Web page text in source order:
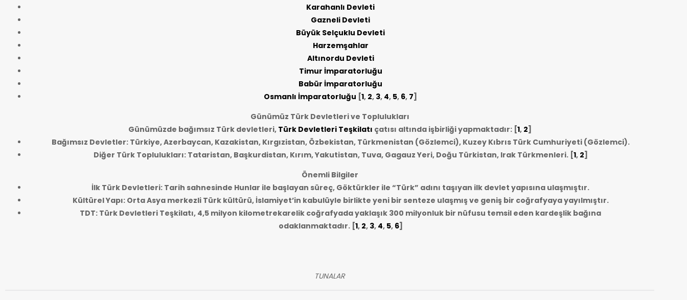
Karahanlı Devleti
Gazneli Devleti
Büyük Selçuklu Devleti
Harzemşahlar
Altınordu Devleti
Timur İmparatorluğu
Babür İmparatorluğu
Osmanlı İmparatorluğu [1, 2, 3, 4, 5, 6, 7]
Günümüz Türk Devletleri ve Toplulukları
Günümüzde bağımsız Türk devletleri, Türk Devletleri Teşkilatı çatısı altında işbirliği yapmaktadır: [1, 2]
Bağımsız Devletler: Türkiye, Azerbaycan, Kazakistan, Kırgızistan, Özbekistan, Türkmenistan (Gözlemci), Kuzey Kıbrıs Türk Cumhuriyeti (Gözlemci).
Diğer Türk Toplulukları: Tataristan, Başkurdistan, Kırım, Yakutistan, Tuva, Gagauz Yeri, Doğu Türkistan, Irak Türkmenleri.[1, 2]
Önemli Bilgiler
İlk Türk Devletleri: Tarih sahnesinde Hunlar ile başlayan süreç, Göktürkler ile “Türk” adını taşıyan ilk devlet yapısına ulaşmıştır.
Kültürel Yapı: Orta Asya merkezli Türk kültürü, İslamiyet’in kabulüyle birlikte yeni bir senteze ulaşmış ve geniş bir coğrafyaya yayılmıştır.
TDT: Türk Devletleri Teşkilatı, 4,5 milyon kilometrekarelik coğrafyada yaklaşık 300 milyonluk bir nüfusu temsil eden kardeşlik bağına
odaklanmaktadır.[1, 2, 3, 4, 5, 6]
TUNALAR